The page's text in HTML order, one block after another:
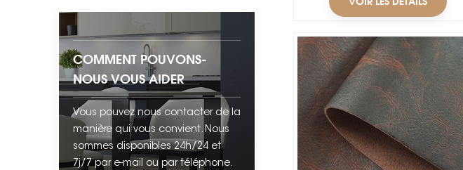
COMMENT POUVONS-
NOUS VOUS AIDER
Vous pouvez nous contacter de la
manière qui vous convient. Nous
sommes disponibles 24h/24 et
7j/7 par e-mail ou par téléphone.